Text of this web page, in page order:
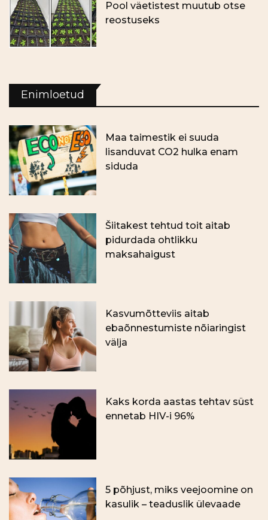
Pool väetistest muutub otse
reostuseks
Enimloetud
Maa taimestik ei suuda
lisanduvat CO2 hulka enam
siduda
Šiitakest tehtud toit aitab
pidurdada ohtlikku
maksahaigust
Kasvumõtteviis aitab
ebaõnnestumiste nõiaringist
välja
Kaks korda aastas tehtav süst
ennetab HIV-i 96%
5 põhjust, miks veejoomine on
kasulik – teaduslik ülevaade